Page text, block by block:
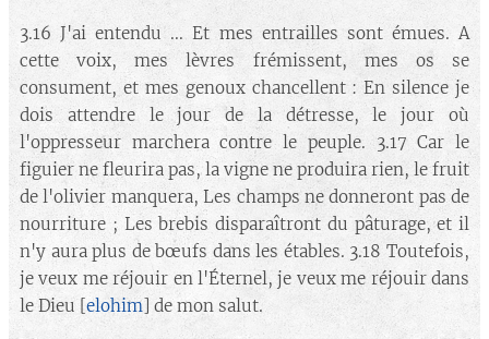
3.16 J'ai entendu ... Et mes entrailles sont émues. A
cette voix, mes lèvres frémissent, mes os se
consument, et mes genoux chancellent : En silence je
dois attendre le jour de la détresse, le jour où
l'oppresseur marchera contre le peuple. 3.17 Car le
figuier ne fleurira pas, la vigne ne produira rien, le fruit
de l'olivier manquera, Les champs ne donneront pas de
nourriture ; Les brebis disparaîtront du pâturage, et il
n'y aura plus de bœufs dans les étables. 3.18 Toutefois,
je veux me réjouir en l'Éternel, je veux me réjouir dans
le Dieu [elohim] de mon salut.